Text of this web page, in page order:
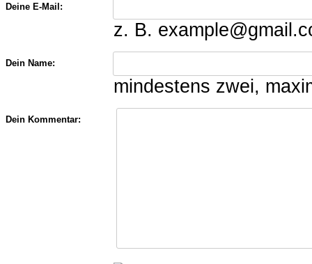
Deine E-Mail:
z. B.
Dein Name:
mindestens zwei,
Dein Kommentar: